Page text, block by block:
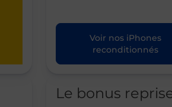
Voir nos iPhones
reconditionnés
Le bonus